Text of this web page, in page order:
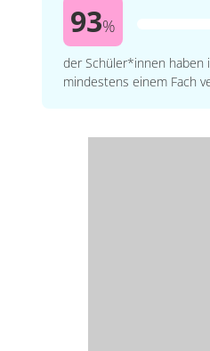
93%
der Schüler*innen haben
mindestens einem Fach